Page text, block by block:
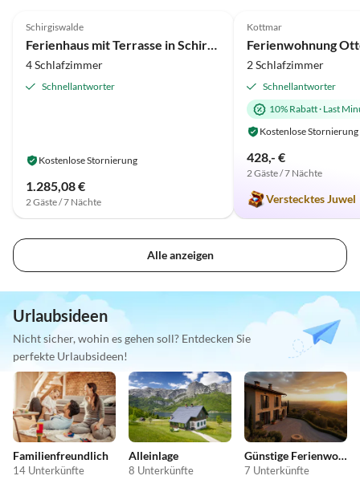
Schirgiswalde
4 Schlafzimmer
Schnellantworter
Kostenlose Stornierung
1.285,08 €
2 Gäste / 7 Nächte
Kottmar
2 Schlafzimmer
Schnellantworter
10% Rabatt· Last
Kostenlose Stornierung
428,- €
2 Gäste / 7 Nächte
Verstecktes Juwel
Alle anzeigen
Urlaubsideen
Nicht sicher, wohin es gehen soll? Entdecken Sie
perfekte Urlaubsideen!
Familienfreundlich
14 Unterkünfte
Alleinlage
8 Unterkünfte
Günstige Ferienwohnungen
7 Unterkünfte